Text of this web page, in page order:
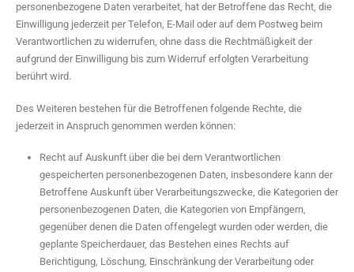
personenbezogene Daten verarbeitet, hat der Betroffene das Recht, die
Einwilligung jederzeit per Telefon, E-Mail oder auf dem Postweg beim
Verantwortlichen zu widerrufen, ohne dass die Rechtmäßigkeit der
aufgrund der Einwilligung bis zum Widerruf erfolgten Verarbeitung
berührt wird.
Des Weiteren bestehen für die Betroffenen folgende Rechte, die
jederzeit in Anspruch genommen werden können:
Recht auf Auskunft über die bei dem Verantwortlichen
gespeicherten personenbezogenen Daten, insbesondere kann der
Betroffene Auskunft über Verarbeitungszwecke, die Kategorien der
personenbezogenen Daten, die Kategorien von Empfängern,
gegenüber denen die Daten offengelegt wurden oder werden, die
geplante Speicherdauer, das Bestehen eines Rechts auf
Berichtigung, Löschung, Einschränkung der Verarbeitung oder